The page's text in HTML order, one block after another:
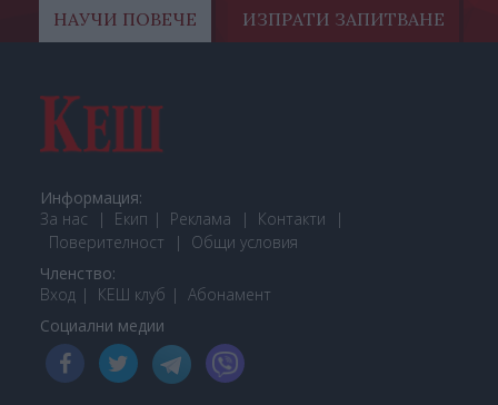
НАУЧИ ПОВЕЧЕ ИЗПРАТИ ЗАПИТВАНЕ
Информация:
За нас
Екип Реклама
Контакти
Поверителност
Общи условия
Членство:
Вход
КЕШ клуб Абонамент
Социални медии